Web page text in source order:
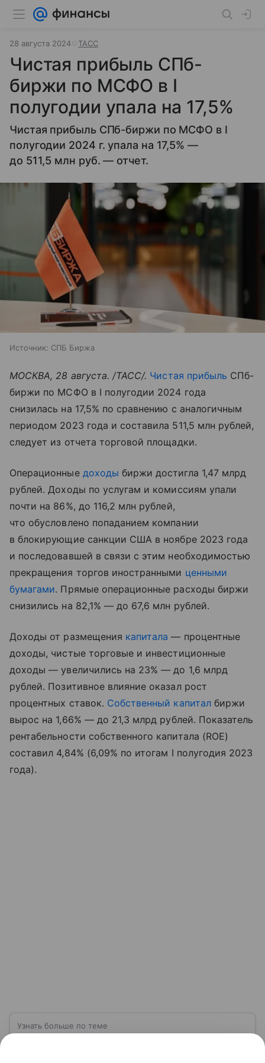
28 августа 2024 ТАСС
Чистая прибыль СПб-
биржи по МСФО в I
полугодии упала на 17,5%
Чистая прибыль СПб-биржи по МСФО в I
полугодии 2024 г. упала на 17,5% —
до 511,5 млн руб. — отчет.
Источник: СПБ Биржа
МОСКВА, 28 августа. /ТАСС/. Чистая прибыль СПб-
биржи по МСФО в I полугодии 2024 года
снизилась на 17,5% по сравнению с аналогичным
периодом 2023 года и составила 511,5 млн рублей,
следует из отчета торговой площадки.
Операционные доходы биржи достигла 1,47 млрд
рублей. Доходы по услугам и комиссиям упали
почти на 86%, до 116,2 млн рублей,
что обусловлено попаданием компании
в блокирующие санкции США в ноябре 2023 года
и последовавшей в связи с этим необходимостью
прекращения торгов иностранными ценными
бумагами. Прямые операционные расходы биржи
снизились на 82,1% — до 67,6 млн рублей.
Доходы от размещения капитала — процентные
доходы, чистые торговые и инвестиционные
доходы — увеличились на 23% — до 1,6 млрд
рублей. Позитивное влияние оказал рост
процентных ставок. Собственный капиталбиржи
вырос на 1,66% — до 21,3 млрд рублей. Показатель
рентабельности собственного капитала (ROE)
составил 4,84% (6,09% по итогам I полугодия 2023
года).
Узнать больше по теме